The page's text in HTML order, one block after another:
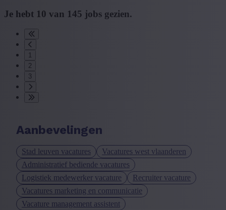
Je hebt 10 van 145 jobs gezien.
1
2
3
Aanbevelingen
Stad leuven vacatures
Vacatures west vlaanderen
Administratief bediende vacatures
Logistiek medewerker vacature
Recruiter vacature
Vacatures marketing en communicatie
Vacature management assistent